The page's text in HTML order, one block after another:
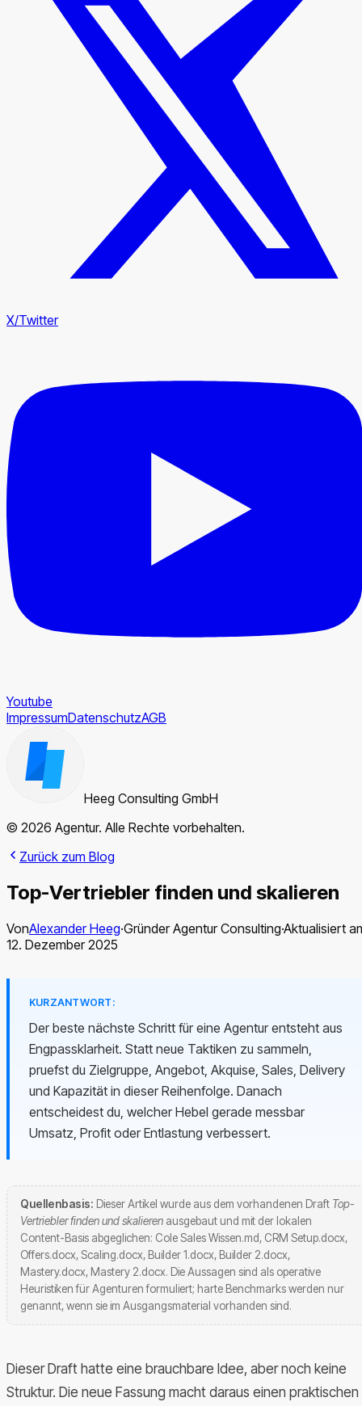
X/Twitter
Youtube
ImpressumDatenschutzAGB
Heeg Consulting GmbH
© 2026 Agentur. Alle Rechte vorbehalten.
Zurück zum Blog
Top-Vertriebler finden und skalieren
VonAlexander Heeg·Gründer Agentur Consulting·Aktualisiert
12. Dezember 2025
KURZANTWORT:
Der beste nächste Schritt für eine Agentur entsteht aus
Engpassklarheit. Statt neue Taktiken zu sammeln,
pruefst du Zielgruppe, Angebot, Akquise, Sales, Delivery
und Kapazität in dieser Reihenfolge. Danach
entscheidest du, welcher Hebel gerade messbar
Umsatz, Profit oder Entlastung verbessert.
Quellenbasis: Dieser Artikel wurde aus dem vorhandenen Draft Top-
Vertriebler finden und skalieren ausgebaut und mit der lokalen
Content-Basis abgeglichen: Cole Sales Wissen.md, CRM Setup.docx,
Offers.docx, Scaling.docx, Builder 1.docx, Builder 2.docx,
Mastery.docx, Mastery 2.docx. Die Aussagen sind als operative
Heuristiken für Agenturen formuliert; harte Benchmarks werden nur
genannt, wenn sie im Ausgangsmaterial vorhanden sind.
Dieser Draft hatte eine brauchbare Idee, aber noch keine
Struktur. Die neue Fassung macht daraus einen praktischen